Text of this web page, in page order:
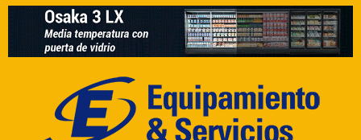
Saltar
contenido